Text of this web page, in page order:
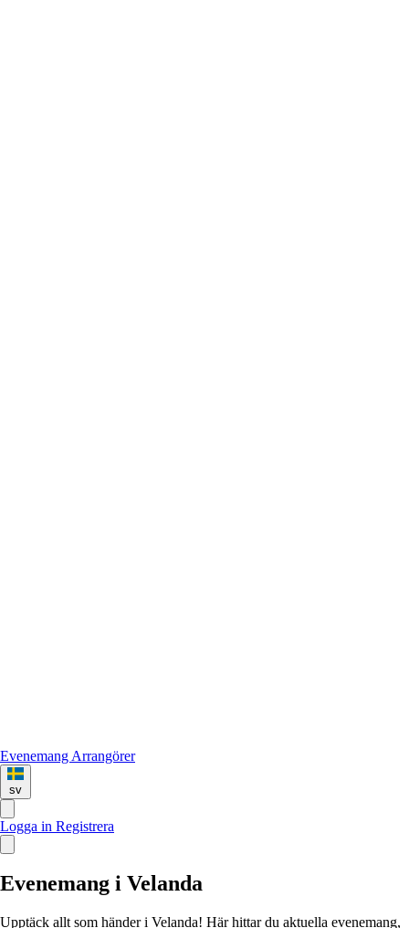
Evenemang Arrangörer
sv
Logga in Registrera
Evenemang i Velanda
Upptäck allt som händer i Velanda! Här hittar du aktuella evenemang,